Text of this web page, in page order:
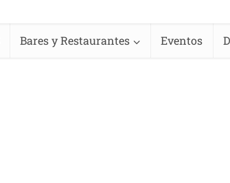
Bares y Restaurantes Eventos